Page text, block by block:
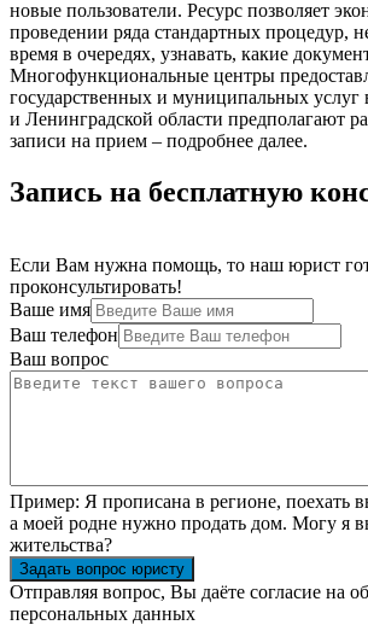
новые пользователи. Ресурс позволяет
проведении ряда стандартных процедур,
время в очередях, узнавать, какие
Многофункциональные центры
государственных и муниципальных услуг
и Ленинградской области предполагают
записи на прием – подробнее далее.
Запись на бесплатную
Если Вам нужна помощь, то наш юрист
проконсультировать!
Ваше имя
Ваш телефон
Ваш вопрос
Пример: Я прописана в регионе, поехать
а моей родне нужно продать дом. Могу я
жительства?
Задать вопрос юристу
Отправляя вопрос, Вы даёте согласие на
персональных данных